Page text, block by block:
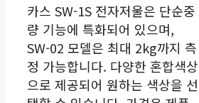
카스 SW-1S 전자저울은 단순중
량 기능에 특화되어 있으며,
SW-02 모델은 최대 2kg까지 측
정 가능합니다. 다양한 혼합색상
으로 제공되어 원하는 색상을 선